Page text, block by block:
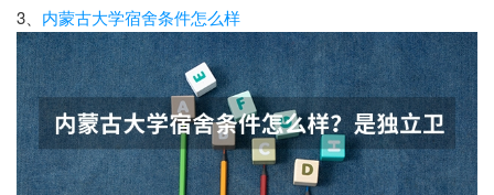
3、 内蒙古大学宿舍条件怎么样